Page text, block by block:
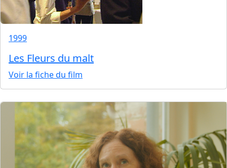
1999
Les Fleurs du malt
Voir la fiche du film